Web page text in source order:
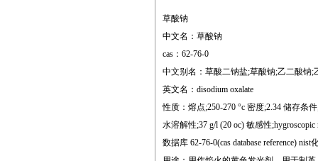
草酸钠
中文名：草酸钠
cas：62-76-0
中文别名：草酸二钠盐;草酸钠;乙二酸钠;
英文名：disodium oxalate
性质：熔点;250-270 °c 密度;2.34 储存条
水溶解性;37 g/l (20 oc) 敏感性;hygroscopic
数据库 62-76-0(cas database reference)